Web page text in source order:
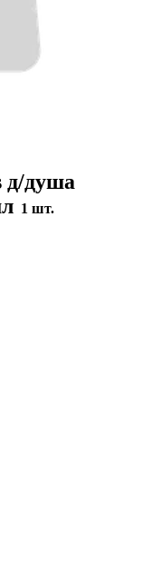
д/душа
1 шт.